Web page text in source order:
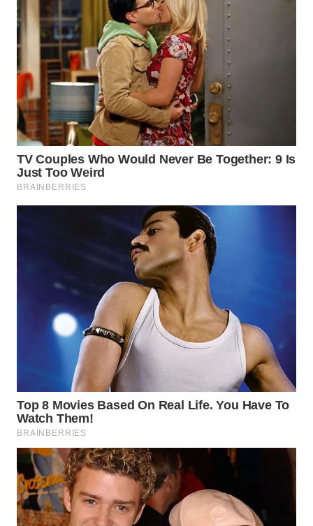
WN
NUSANTARA
WN
JOGJA
WN
JATIM
WN
BALI
KALTENG
WN
KALTARA
KALSEL
WN
KALTIM
WN
SULSEL